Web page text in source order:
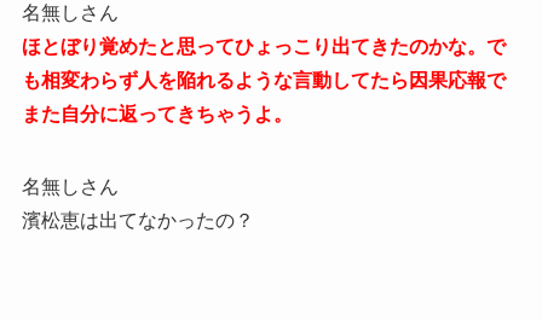
名無しさん
ほとぼり覚めたと思ってひょっこり出てきたのかな。で
も相変わらず人を陥れるような言動してたら因果応報で
また自分に返ってきちゃうよ。
名無しさん
濱松恵は出てなかったの？